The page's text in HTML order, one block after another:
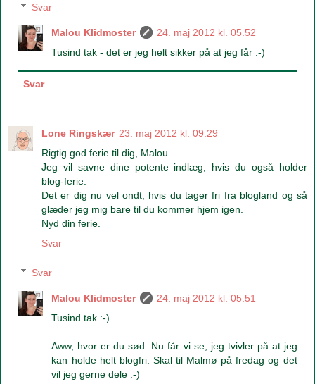
Svar
Malou Klidmoster
24. maj 2012 kl. 05.52
Tusind tak - det er jeg helt sikker på at jeg får :-)
Svar
Lone Ringskær 23. maj 2012 kl. 09.29
Rigtig god ferie til dig, Malou.
Jeg vil savne dine potente indlæg, hvis du også holder
blog-ferie.
Det er dig nu vel ondt, hvis du tager fri fra blogland og så
glæder jeg mig bare til du kommer hjem igen.
Nyd din ferie.
Svar
Svar
Malou Klidmoster
24. maj 2012 kl. 05.51
Tusind tak :-)
Aww, hvor er du sød. Nu får vi se, jeg tvivler på at jeg
kan holde helt blogfri. Skal til Malmø på fredag og det
vil jeg gerne dele :-)